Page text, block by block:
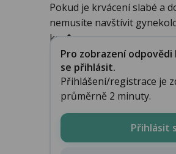
Pokud je krvácení slabé a
nemusíte navštívit
krv�...
Pro zobrazení
se přihlásit.
Přihlášení/registrace je
průměrně 2 minuty.
Přihlásit